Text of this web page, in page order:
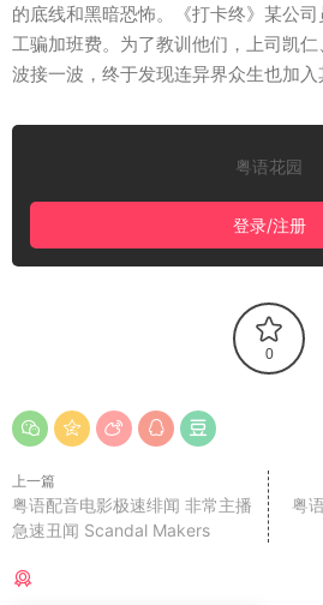
的底线和黑暗恐怖。《打卡终》某公
工骗加班费。为了教训他们，上司凯
波接一波，终于发现连异界众生也加
粤语花园
登录/注册
0
上一篇
粤语配音电影极速绯闻 非常主播
急速丑闻 Scandal Makers
粤